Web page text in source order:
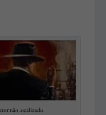
não localizado.